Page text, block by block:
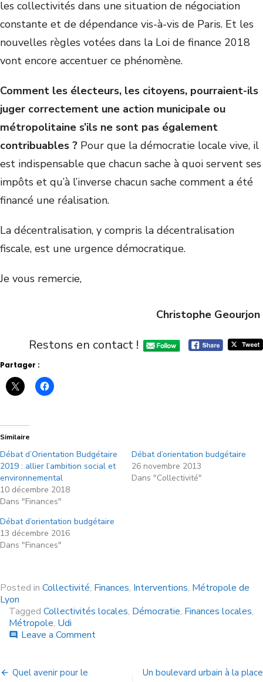
les collectivités dans une situation de négociation
constante et de dépendance vis-à-vis de Paris. Et les
nouvelles règles votées dans la Loi de finance 2018
vont encore accentuer ce phénomène.
Comment les électeurs, les citoyens, pourraient-ils
juger correctement une action municipale ou
métropolitaine s’ils ne sont pas également
contribuables ? Pour que la démocratie locale vive, il
est indispensable que chacun sache à quoi servent ses
impôts et qu’à l’inverse chacun sache comment a été
financé une réalisation.
La décentralisation, y compris la décentralisation
fiscale, est une urgence démocratique.
Je vous remercie,
Christophe Geourjon
Restons en contact !
Partager :
Similaire
Débat d’Orientation Budgétaire
2019 : allier l’ambition social et
environnemental
10 décembre 2018
Dans "Finances"
Débat d’orientation budgétaire
26 novembre 2013
Dans "Collectivité"
Débat d’orientation budgétaire
13 décembre 2016
Dans "Finances"
Posted in Collectivité, Finances, Interventions, Métropole de
Lyon
Tagged Collectivités locales, Démocratie, Finances locales,
Métropole, Udi
comment Leave a Comment
Quel avenir pour le
Un boulevard urbain à la place